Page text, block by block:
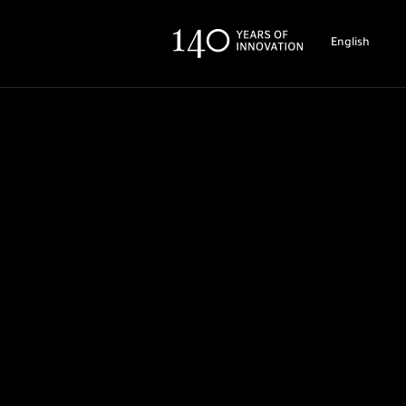
English